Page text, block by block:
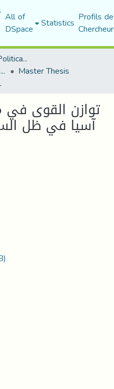
All of
DSpace Statistics Profils
Faculty of Law and Political Science
Department of Political Sciences Master Thesis
توازن
توازن القوى
آسيا في ظل